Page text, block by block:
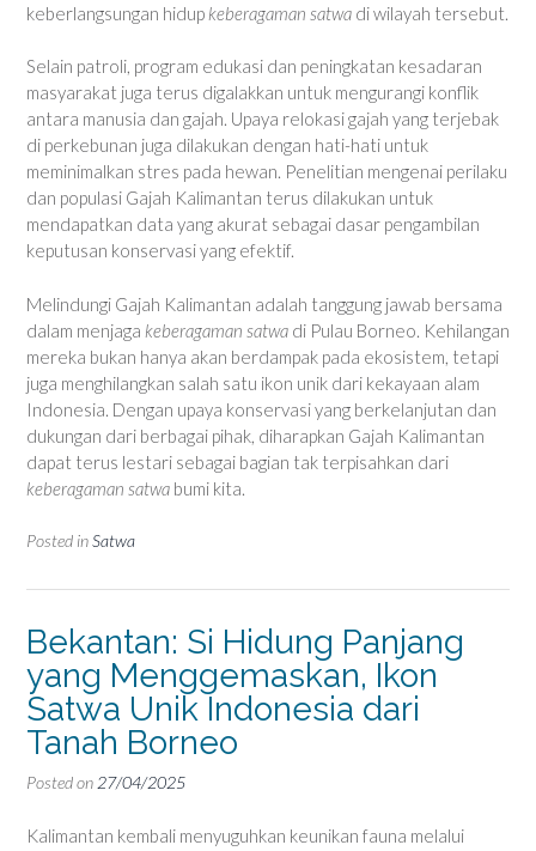
keberlangsungan hidup keberagaman satwa di wilayah tersebut.
Selain patroli, program edukasi dan peningkatan kesadaran
masyarakat juga terus digalakkan untuk mengurangi konflik
antara manusia dan gajah. Upaya relokasi gajah yang terjebak
di perkebunan juga dilakukan dengan hati-hati untuk
meminimalkan stres pada hewan. Penelitian mengenai perilaku
dan populasi Gajah Kalimantan terus dilakukan untuk
mendapatkan data yang akurat sebagai dasar pengambilan
keputusan konservasi yang efektif.
Melindungi Gajah Kalimantan adalah tanggung jawab bersama
dalam menjaga keberagaman satwa di Pulau Borneo. Kehilangan
mereka bukan hanya akan berdampak pada ekosistem, tetapi
juga menghilangkan salah satu ikon unik dari kekayaan alam
Indonesia. Dengan upaya konservasi yang berkelanjutan dan
dukungan dari berbagai pihak, diharapkan Gajah Kalimantan
dapat terus lestari sebagai bagian tak terpisahkan dari
keberagaman satwa bumi kita.
Posted inSatwa
Bekantan: Si Hidung Panjang
yang Menggemaskan, Ikon
Satwa Unik Indonesia dari
Tanah Borneo
Posted on 27/04/2025
Kalimantan kembali menyuguhkan keunikan fauna melalui